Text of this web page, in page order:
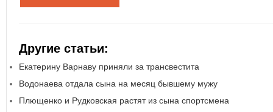
Другие статьи:
Екатерину Варнаву приняли за трансвестита
Водонаева отдала сына на месяц бывшему мужу
Плющенко и Рудковская растят из сына спортсмена